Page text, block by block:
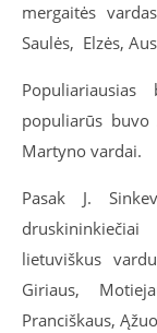
mergaitės
Saulės, Elzės,
populiarūs buvo
Martyno vardai.
Pasak J.
lietuviškus
Giriaus,
Pranciškaus,